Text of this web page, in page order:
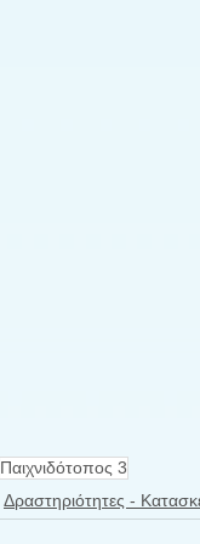
Παιχνιδότοπος 3
Δραστηριότητες -